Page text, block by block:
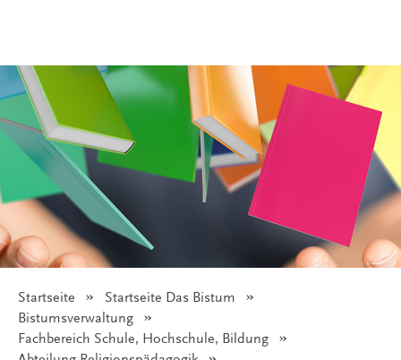
Startseite
Startseite Das Bistum
Bistumsverwaltung
Fachbereich Schule, Hochschule, Bildung